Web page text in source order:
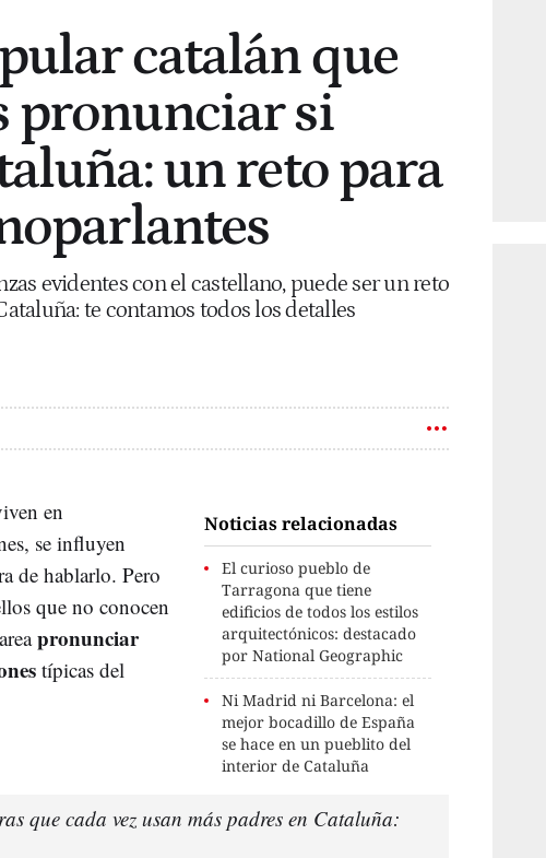
catalán que
pronunciar si
un reto para
evidentes con el castellano, puede ser un reto
te contamos todos los detalles
Noticias relacionadas
El curioso pueblo de
Tarragona que tiene
edificios de todos los estilos
arquitectónicos: destacado
por National Geographic
Ni Madrid ni Barcelona: el
mejor bocadillo de España
se hace en un pueblito del
interior de Cataluña
en
se influyen
de hablarlo. Pero
que no conocen
pronunciar
típicas del
que cada vez usan más padres en Cataluña: